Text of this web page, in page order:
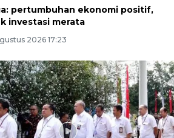
pertumbuhan ekonomi positif,
investasi merata
2026 17:23
debit air Sungai
Tembesi di Jambi
2026 10:57